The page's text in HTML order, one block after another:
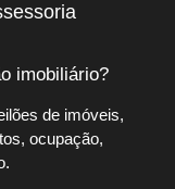
imobiliário?
de imóveis,
ocupação,